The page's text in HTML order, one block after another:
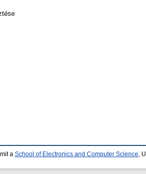
a School of Electronics and Computer Science ,